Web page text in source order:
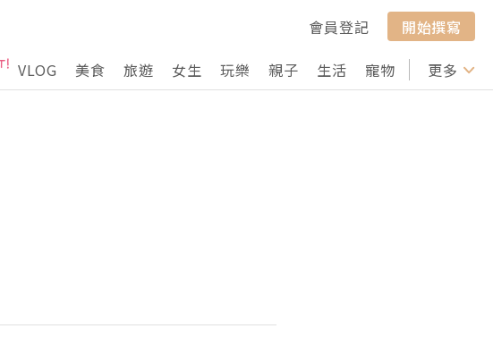
會員登記
開始撰寫
VLOG 美食 旅遊 女生 玩樂 親子 生活 寵物 行山 打卡
更多